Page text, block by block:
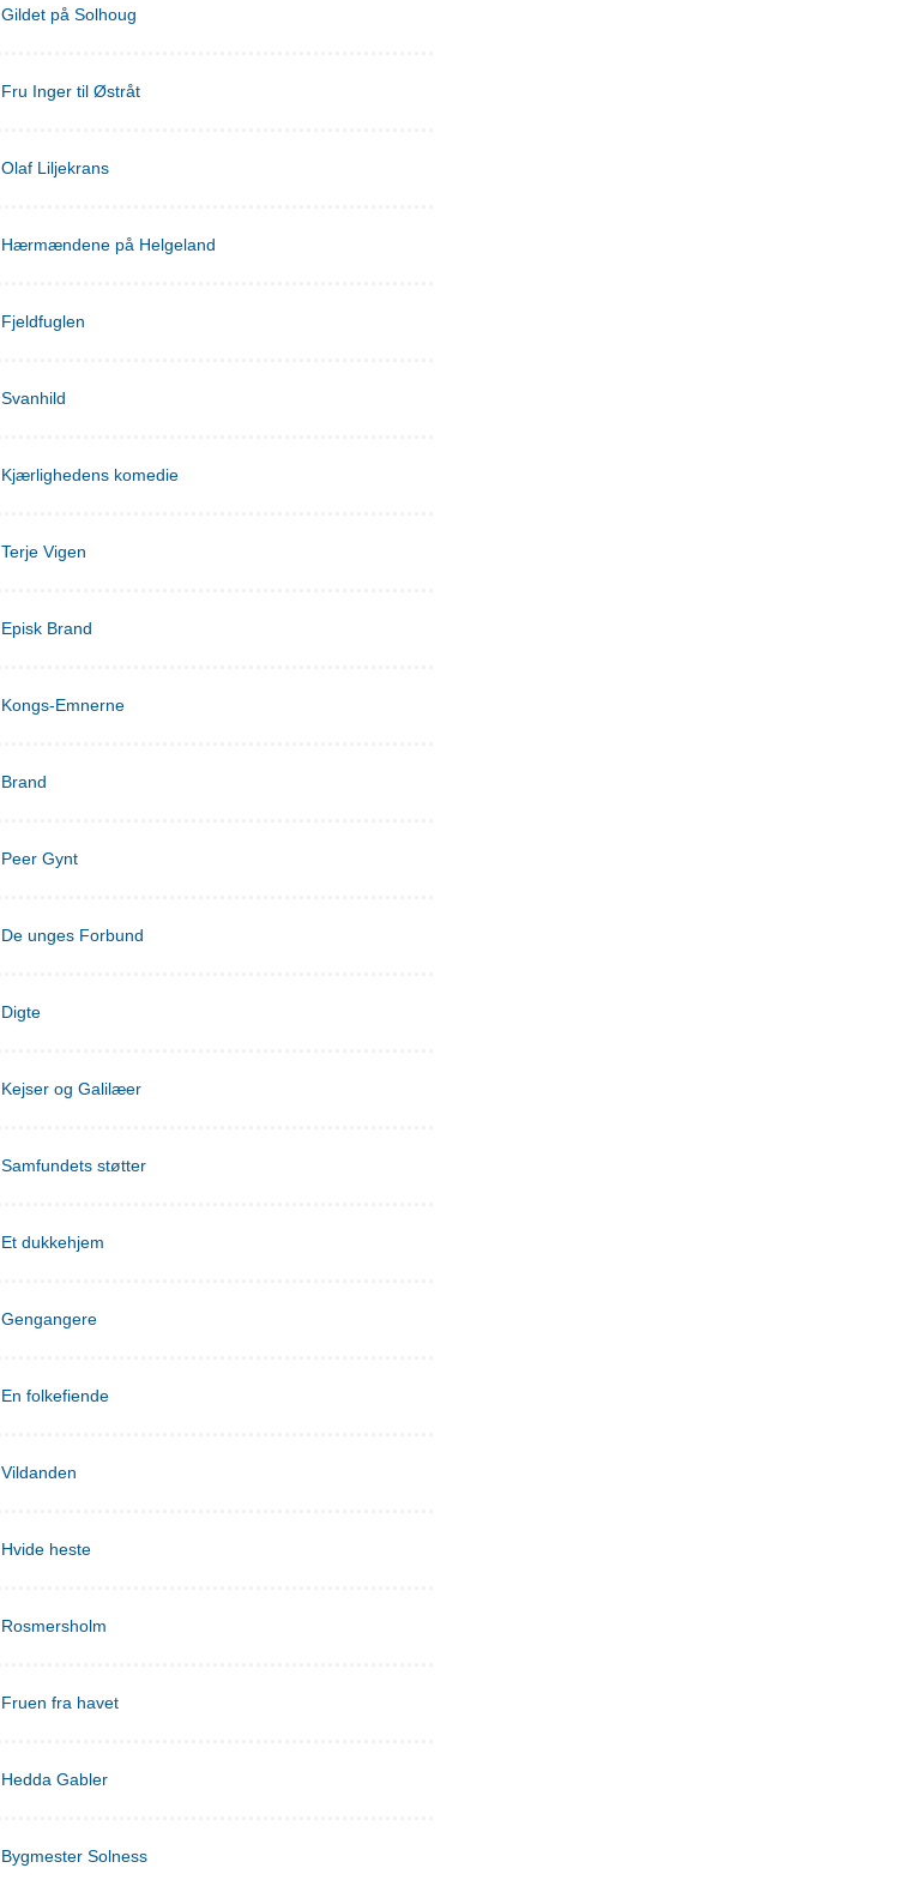
Gildet på Solhoug
Fru Inger til Østråt
Olaf Liljekrans
Hærmændene på Helgeland
Fjeldfuglen
Svanhild
Kjærlighedens komedie
Terje Vigen
Episk Brand
Kongs-Emnerne
Brand
Peer Gynt
De unges Forbund
Digte
Kejser og Galilæer
Samfundets støtter
Et dukkehjem
Gengangere
En folkefiende
Vildanden
Hvide heste
Rosmersholm
Fruen fra havet
Hedda Gabler
Bygmester Solness